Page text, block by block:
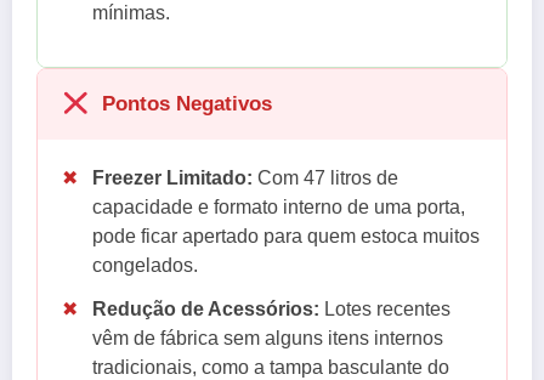
mínimas.
Pontos Negativos
✖ Freezer Limitado: Com 47 litros de
capacidade e formato interno de uma porta,
pode ficar apertado para quem estoca muitos
congelados.
✖ Redução de Acessórios: Lotes recentes
vêm de fábrica sem alguns itens internos
tradicionais, como a tampa basculante do